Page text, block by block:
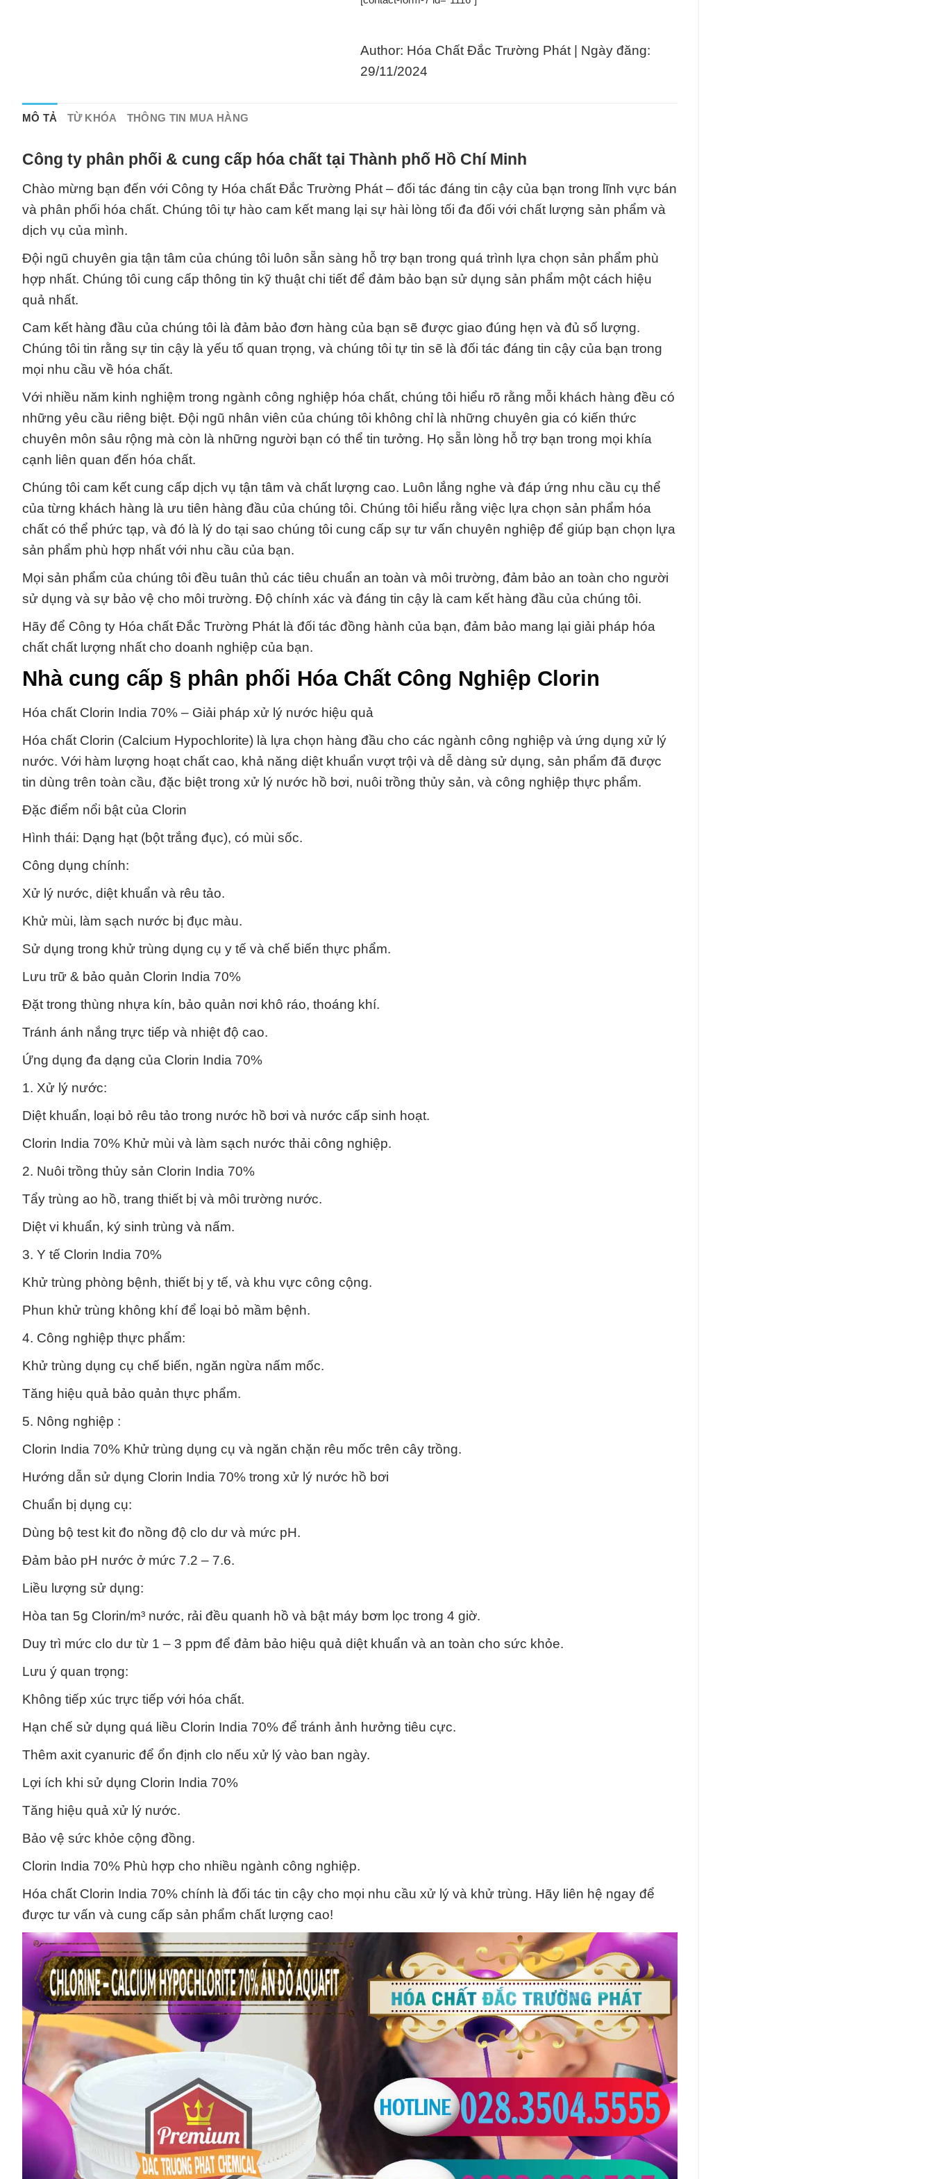
Author: Hóa Chất Đắc Trường Phát | Ngày đăng:
29/11/2024
MÔ TẢ TỪ KHÓA THÔNG TIN MUA HÀNG
Công ty phân phối & cung cấp hóa chất tại Thành phố Hồ Chí Minh
Chào mừng bạn đến với Công ty Hóa chất Đắc Trường Phát – đối tác đáng tin cậy của bạn trong lĩnh vực bán
và phân phối hóa chất. Chúng tôi tự hào cam kết mang lại sự hài lòng tối đa đối với chất lượng sản phẩm và
dịch vụ của mình.
Đội ngũ chuyên gia tận tâm của chúng tôi luôn sẵn sàng hỗ trợ bạn trong quá trình lựa chọn sản phẩm phù
hợp nhất. Chúng tôi cung cấp thông tin kỹ thuật chi tiết để đảm bảo bạn sử dụng sản phẩm một cách hiệu
quả nhất.
Cam kết hàng đầu của chúng tôi là đảm bảo đơn hàng của bạn sẽ được giao đúng hẹn và đủ số lượng.
Chúng tôi tin rằng sự tin cậy là yếu tố quan trọng, và chúng tôi tự tin sẽ là đối tác đáng tin cậy của bạn trong
mọi nhu cầu về hóa chất.
Với nhiều năm kinh nghiệm trong ngành công nghiệp hóa chất, chúng tôi hiểu rõ rằng mỗi khách hàng đều có
những yêu cầu riêng biệt. Đội ngũ nhân viên của chúng tôi không chỉ là những chuyên gia có kiến thức
chuyên môn sâu rộng mà còn là những người bạn có thể tin tưởng. Họ sẵn lòng hỗ trợ bạn trong mọi khía
cạnh liên quan đến hóa chất.
Chúng tôi cam kết cung cấp dịch vụ tận tâm và chất lượng cao. Luôn lắng nghe và đáp ứng nhu cầu cụ thể
của từng khách hàng là ưu tiên hàng đầu của chúng tôi. Chúng tôi hiểu rằng việc lựa chọn sản phẩm hóa
chất có thể phức tạp, và đó là lý do tại sao chúng tôi cung cấp sự tư vấn chuyên nghiệp để giúp bạn chọn lựa
sản phẩm phù hợp nhất với nhu cầu của bạn.
Mọi sản phẩm của chúng tôi đều tuân thủ các tiêu chuẩn an toàn và môi trường, đảm bảo an toàn cho người
sử dụng và sự bảo vệ cho môi trường. Độ chính xác và đáng tin cậy là cam kết hàng đầu của chúng tôi.
Hãy để Công ty Hóa chất Đắc Trường Phát là đối tác đồng hành của bạn, đảm bảo mang lại giải pháp hóa
chất chất lượng nhất cho doanh nghiệp của bạn.
Nhà cung cấp § phân phối Hóa Chất Công Nghiệp Clorin
Hóa chất Clorin India 70% – Giải pháp xử lý nước hiệu quả
Hóa chất Clorin (Calcium Hypochlorite) là lựa chọn hàng đầu cho các ngành công nghiệp và ứng dụng xử lý
nước. Với hàm lượng hoạt chất cao, khả năng diệt khuẩn vượt trội và dễ dàng sử dụng, sản phẩm đã được
tin dùng trên toàn cầu, đặc biệt trong xử lý nước hồ bơi, nuôi trồng thủy sản, và công nghiệp thực phẩm.
Đặc điểm nổi bật của Clorin
Hình thái: Dạng hạt (bột trắng đục), có mùi sốc.
Công dụng chính:
Xử lý nước, diệt khuẩn và rêu tảo.
Khử mùi, làm sạch nước bị đục màu.
Sử dụng trong khử trùng dụng cụ y tế và chế biến thực phẩm.
Lưu trữ & bảo quản Clorin India 70%
Đặt trong thùng nhựa kín, bảo quản nơi khô ráo, thoáng khí.
Tránh ánh nắng trực tiếp và nhiệt độ cao.
Ứng dụng đa dạng của Clorin India 70%
1. Xử lý nước:
Diệt khuẩn, loại bỏ rêu tảo trong nước hồ bơi và nước cấp sinh hoạt.
Clorin India 70% Khử mùi và làm sạch nước thải công nghiệp.
2. Nuôi trồng thủy sản Clorin India 70%
Tẩy trùng ao hồ, trang thiết bị và môi trường nước.
Diệt vi khuẩn, ký sinh trùng và nấm.
3. Y tế Clorin India 70%
Khử trùng phòng bệnh, thiết bị y tế, và khu vực công cộng.
Phun khử trùng không khí để loại bỏ mầm bệnh.
4. Công nghiệp thực phẩm:
Khử trùng dụng cụ chế biến, ngăn ngừa nấm mốc.
Tăng hiệu quả bảo quản thực phẩm.
5. Nông nghiệp :
Clorin India 70% Khử trùng dụng cụ và ngăn chặn rêu mốc trên cây trồng.
Hướng dẫn sử dụng Clorin India 70% trong xử lý nước hồ bơi
Chuẩn bị dụng cụ:
Dùng bộ test kit đo nồng độ clo dư và mức pH.
Đảm bảo pH nước ở mức 7.2 – 7.6.
Liều lượng sử dụng:
Hòa tan 5g Clorin/m³ nước, rải đều quanh hồ và bật máy bơm lọc trong 4 giờ.
Duy trì mức clo dư từ 1 – 3 ppm để đảm bảo hiệu quả diệt khuẩn và an toàn cho sức khỏe.
Lưu ý quan trọng:
Không tiếp xúc trực tiếp với hóa chất.
Hạn chế sử dụng quá liều Clorin India 70% để tránh ảnh hưởng tiêu cực.
Thêm axit cyanuric để ổn định clo nếu xử lý vào ban ngày.
Lợi ích khi sử dụng Clorin India 70%
Tăng hiệu quả xử lý nước.
Bảo vệ sức khỏe cộng đồng.
Clorin India 70% Phù hợp cho nhiều ngành công nghiệp.
Hóa chất Clorin India 70% chính là đối tác tin cậy cho mọi nhu cầu xử lý và khử trùng. Hãy liên hệ ngay để
được tư vấn và cung cấp sản phẩm chất lượng cao!